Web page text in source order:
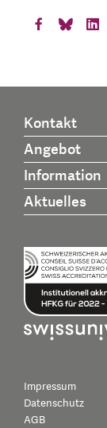
Kontakt
Angebot
Information
Aktuelles
Impressum
Datenschutz
AGB